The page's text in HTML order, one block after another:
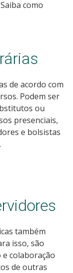
como
de acordo com
Podem ser
ou
presenciais,
e bolsistas
também
isso, são
colaboração
de outras